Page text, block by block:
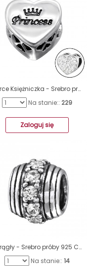
Serce Księżniczka - Srebro próby 925 Charms z cyrkonią/kryształem A4S10414
Na stanie:: 229
Zaloguj się
Okrągły - Srebro próby 925 Charms z cyrkonią/kryształem A4S5815
Na stanie:: 14